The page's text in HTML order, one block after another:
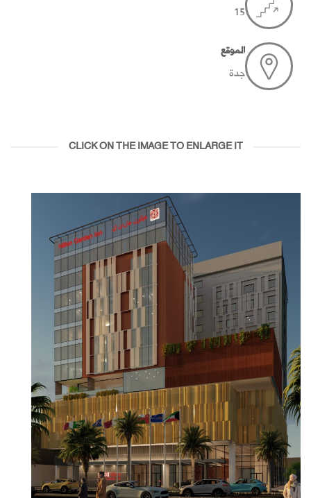
15
الموقع
جدة
CLICK ON THE IMAGE TO ENLARGE IT